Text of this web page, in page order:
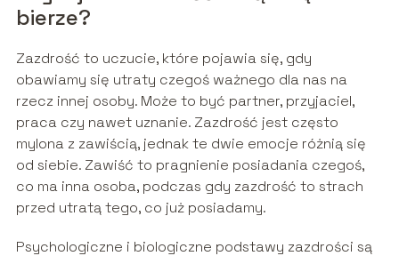
bierze?
Zazdrość to uczucie, które pojawia się, gdy
obawiamy się utraty czegoś ważnego dla nas na
rzecz innej osoby. Może to być partner, przyjaciel,
praca czy nawet uznanie. Zazdrość jest często
mylona z zawiścią, jednak te dwie emocje różnią się
od siebie. Zawiść to pragnienie posiadania czegoś,
co ma inna osoba, podczas gdy zazdrość to strach
przed utratą tego, co już posiadamy.
Psychologiczne i biologiczne podstawy zazdrości są